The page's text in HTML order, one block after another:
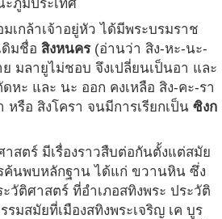
ภูมิประเทศ
เกล้าเจ้าอยู่หัว ได้มีพระบรมราช
ดิมชื่อ สิงหนคร(อ่านว่า สิง-หะ-นะ-
ย มลายูไม่ชอบ จึงเปลี่ยนเป็นอา และ
หะ และ นะ ออก คงเหลือ สิง-คะ-รา
หรือ สิงโครา จนมีการเรียกเป็น ซิงก
าสตร์ มีเรื่องราวสืบต่อกันตั้งแต่สมัย
ค้นพบหลักฐาน ได้แก่ ขวานหิน ซึ่ง
วัติศาสตร์ ที่อำเภอสทิงพระ ประวัติ
มสมัยที่เมืองสทิงพระเจริญ เค บูร